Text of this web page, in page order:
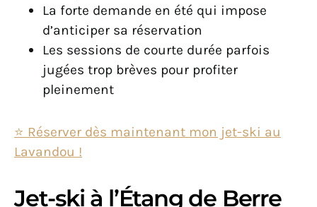
La forte demande en été qui impose
d’anticiper sa réservation
Les sessions de courte durée parfois
jugées trop brèves pour profiter
pleinement
⭐️ Réserver dès maintenant mon jet-ski au
Lavandou !
Jet-ski à l’Étang de Berre